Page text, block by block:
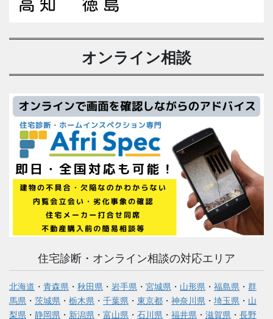
オンライン相談
住宅診断・オンライン相談の対応エリア
北海道 ・ 青森県 ・ 秋田県 ・ 岩手県 ・ 宮城県 ・ 山形県 ・ 福島県 ・ 群
馬県 ・ 茨城県 ・ 栃木県 ・ 千葉県 ・ 東京都 ・ 神奈川県 ・ 埼玉県 ・ 山
梨県 ・ 静岡県 ・ 新潟県 ・ 富山県 ・ 石川県 ・ 福井県 ・ 滋賀県 ・ 長野